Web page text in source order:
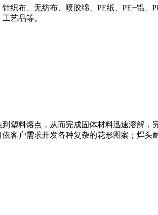
布、无纺布、喷胶绵、PE纸、PE+铝、
艺品等。
塑料熔点，从而完成固体材料迅速溶解，
客户需求开发各种复杂的花形图案；焊头